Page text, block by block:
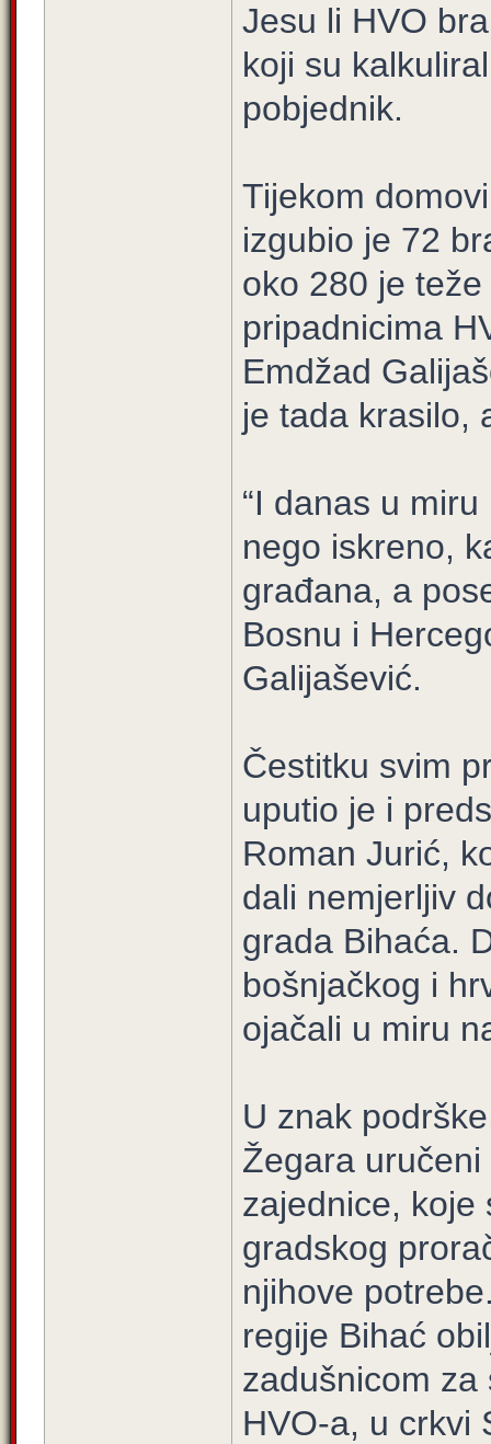
Jesu li HVO
koji su
pobjednik.
Tijekom
izgubio je 72
oko 280 je
pripadnicima
Emdžad
je tada krasilo,
“I danas u
nego iskreno,
građana, a
Bosnu i
Galijašević.
Čestitku svim
uputio je i
Roman Jurić,
dali nemjerljiv
grada Bihaća.
bošnjačkog i
ojačali u miru
U znak
Žegara
zajednice, koje
gradskog
njihove
regije Bihać
zadušnicom
HVO-a, u crkvi